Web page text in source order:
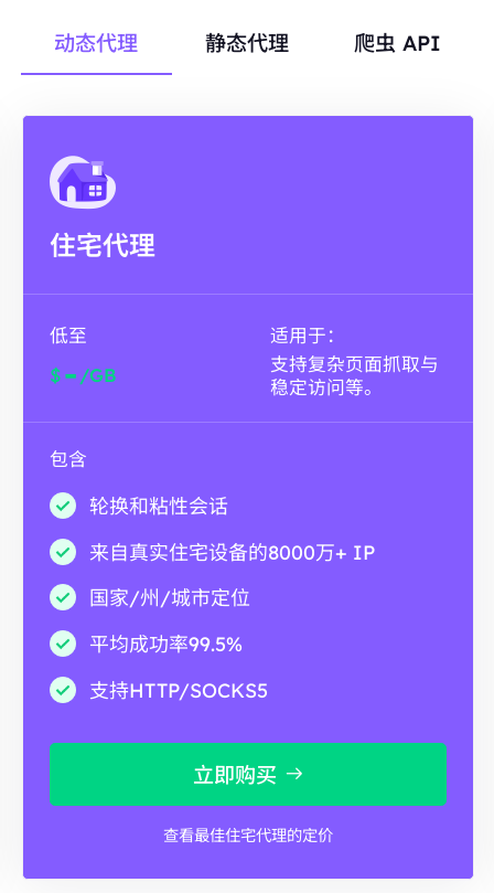
动态代理 静态代理 爬虫 API
住宅代理
低至
$- /GB
适用于：
支持复杂页面抓取与
稳定访问等。
包含
轮换和粘性会话
来自真实住宅设备的8000万+ IP
国家/州/城市定位
平均成功率99.5%
支持HTTP/SOCKS5
立即购买
查看最佳住宅代理的定价